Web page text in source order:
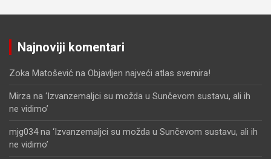
Najnoviji komentari
Zoka Matošević na Objavljen najveći atlas svemira!
Mirza na ‘Izvanzemaljci su možda u Sunčevom sustavu, ali ih
ne vidimo’
mjg034na ‘Izvanzemaljci su možda u Sunčevom sustavu, ali ih
ne vidimo’